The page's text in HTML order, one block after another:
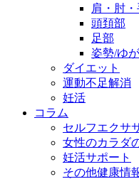
肩・肘
頭頚部
足部
姿勢/ゆ
ダイエット
運動不足解消
妊活
コラム
セルフエクサ
女性のカラダ
妊活サポート
その他健康情